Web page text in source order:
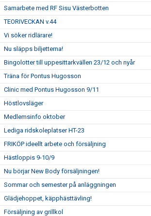
Samarbete med RF Sisu Västerbotten
TEORIVECKAN v.44
Vi söker ridlärare!
Nu släpps biljetterna!
Bingolotter till uppesittarkvällen 23/12 och nyår
Träna för Pontus Hugosson
Clinic med Pontus Hugosson 9/11
Höstlovsläger
Medlemsinfo oktober
Lediga ridskoleplatser HT-23
FRIKÖP ideellt arbete och försäljning
Hästloppis 9-10/9
Nu börjar New Body försäljningen!
Sommar och semester på anläggningen
Glädjehoppet, käpphästtävling!
Försäljning av grillkol